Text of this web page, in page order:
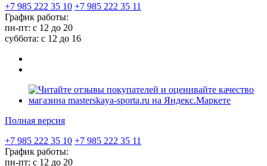
+7 985 222 35 10 +7 985 222 35 11
График работы:
пн-пт: с 12 до 20
суббота: c 12 до 16
Полная версия
+7 985 222 35 10 +7 985 222 35 11
График работы:
пн-пт: с 12 до 20